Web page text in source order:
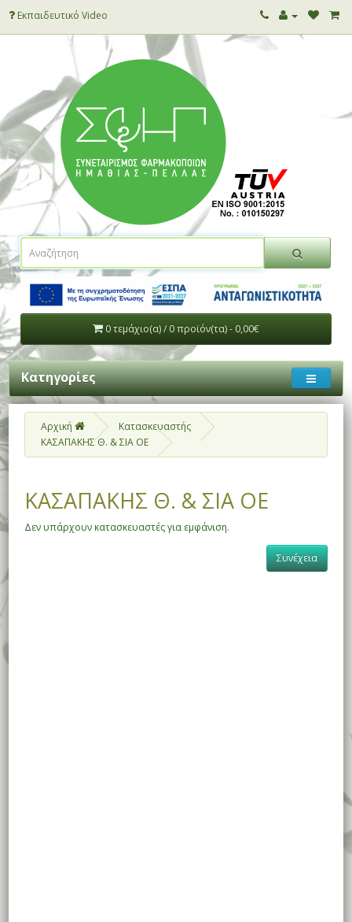
Εκπαιδευτικό Video
0 τεμάχιο(α) / 0 προϊόν(τα) - 0,00€
Κατηγορίες
Αρχική
Κατασκευαστής
ΚΑΣΑΠΑΚΗΣ Θ. & ΣΙΑ ΟΕ
ΚΑΣΑΠΑΚΗΣ Θ. & ΣΙΑ ΟΕ
Δεν υπάρχουν κατασκευαστές για εμφάνιση.
Συνέχεια